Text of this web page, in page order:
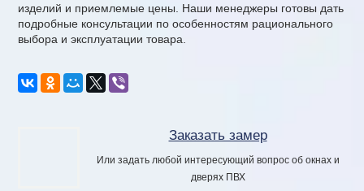
изделий и приемлемые цены. Наши менеджеры готовы дать
подробные консультации по особенностям рационального
выбора и эксплуатации товара.
Заказать замер
Или задать любой интересующий вопрос об окнах и
дверях ПВХ